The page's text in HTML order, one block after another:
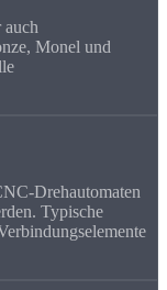
auch
Monel und
Drehautomaten
Typische